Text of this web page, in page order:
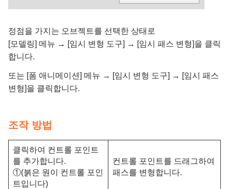
정점을 가지는 오브젝트를 선택한 상태로
[모델링] 메뉴 → [임시 변형 도구] → [임시 패스 변형]을 클릭
합니다.
또는 [폼 애니메이션] 메뉴 → [임시 변형 도구] → [임시 패스
변형]을 클릭합니다.
조작 방법
클릭하여 컨트롤 포인트
를 추가합니다.
①(붉은 원이 컨트롤 포인
트입니다)
컨트롤 포인트를 드래그하여
패스를 변형합니다.